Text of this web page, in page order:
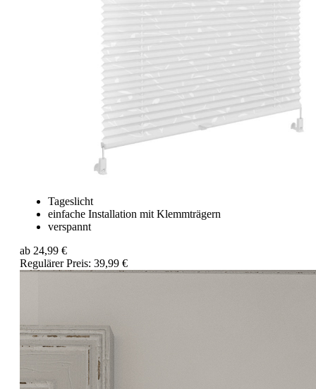
Tageslicht
einfache Installation mit Klemmträgern
verspannt
ab 24,99 €
Regulärer Preis: 39,99 €